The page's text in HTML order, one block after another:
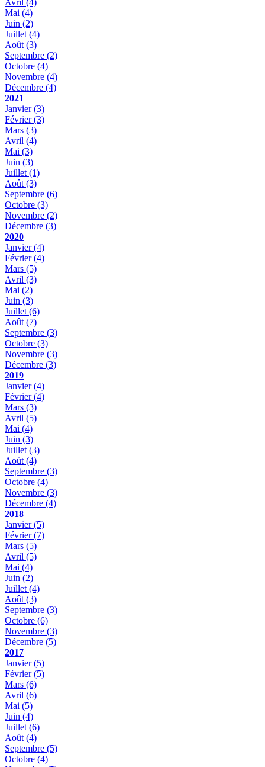
Mai (4)
Juin (2)
Juillet (4)
Août (3)
Septembre (2)
Octobre (4)
Novembre (4)
Décembre (4)
2021
Janvier(3)
Février(3)
Mars (3)
Avril (4)
Mai (3)
Juin (3)
Juillet (1)
Août (3)
Septembre (6)
Octobre (3)
Novembre (2)
Décembre (3)
2020
Janvier(4)
Février(4)
Mars (5)
Avril (3)
Mai (2)
Juin (3)
Juillet (6)
Août (7)
Septembre (3)
Octobre (3)
Novembre (3)
Décembre (3)
2019
Janvier(4)
Février(4)
Mars (3)
Avril (5)
Mai (4)
Juin (3)
Juillet (3)
Août (4)
Septembre (3)
Octobre (4)
Novembre (3)
Décembre (4)
2018
Janvier(5)
Février(7)
Mars (5)
Avril (5)
Mai (4)
Juin (2)
Juillet (4)
Août (3)
Septembre (3)
Octobre (6)
Novembre (3)
Décembre (5)
2017
Janvier(5)
Février(5)
Mars (6)
Avril (6)
Mai (5)
Juin (4)
Juillet (6)
Août (4)
Septembre (5)
Octobre (4)